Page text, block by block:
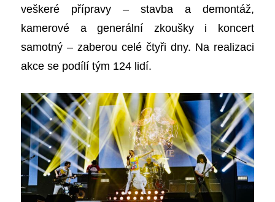
veškeré přípravy – stavba a demontáž,
kamerové a generální zkoušky i koncert
samotný – zaberou celé čtyři dny. Na realizaci
akce se podílí tým 124 lidí.